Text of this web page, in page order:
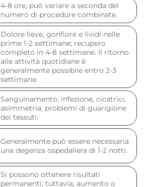
4-8 ore, può variare a seconda del
numero di procedure combinate.
Dolore lieve, gonfiore e lividi nelle
prime 1-2 settimane; recupero
completo in 4-8 settimane. Il ritorno
alle attività quotidiane è
generalmente possibile entro 2-3
settimane.
Sanguinamento, infezione, cicatrici,
asimmetria, problemi di guarigione
dei tessuti.
Generalmente può essere necessaria
una degenza ospedaliera di 1-2 notti.
Si possono ottenere risultati
permanenti; tuttavia, aumento o